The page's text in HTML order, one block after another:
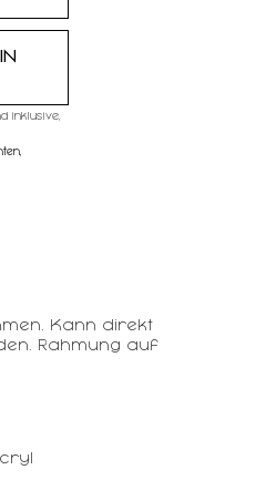
inklusive,
Kann direkt
Rahmung auf